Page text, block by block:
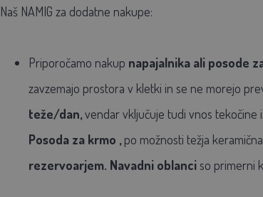
Naš NAMIG za dodatne nakupe:
Priporočamo nakup napajalnika ali posode
zavzemajo prostora v kletki in se ne morejo
teže/dan,vendar vključuje tudi vnos tekočine
Posoda za krmo ,po možnosti težja
rezervoarjem. Navadni oblanciso primerni